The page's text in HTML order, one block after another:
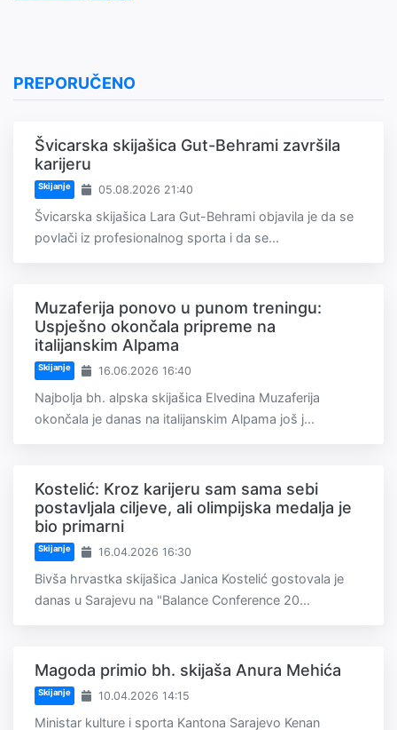
PREPORUČENO
Švicarska skijašica Gut-Behrami završila
karijeru
Skijanje 05.08.2026 21:40
Švicarska skijašica Lara Gut-Behrami objavila je da se
povlači iz profesionalnog sporta i da se...
Muzaferija ponovo u punom treningu:
Uspješno okončala pripreme na
italijanskim Alpama
Skijanje 16.06.2026 16:40
Najbolja bh. alpska skijašica Elvedina Muzaferija
okončala je danas na italijanskim Alpama još j...
Kostelić: Kroz karijeru sam sama sebi
postavljala ciljeve, ali olimpijska medalja je
bio primarni
Skijanje 16.04.2026 16:30
Bivša hrvastka skijašica Janica Kostelić gostovala je
danas u Sarajevu na "Balance Conference 20...
Magoda primio bh. skijaša Anura Mehića
Skijanje 10.04.2026 14:15
Ministar kulture i sporta Kantona Sarajevo Kenan